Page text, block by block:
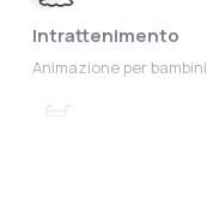
Intrattenimento
Animazione per bambini